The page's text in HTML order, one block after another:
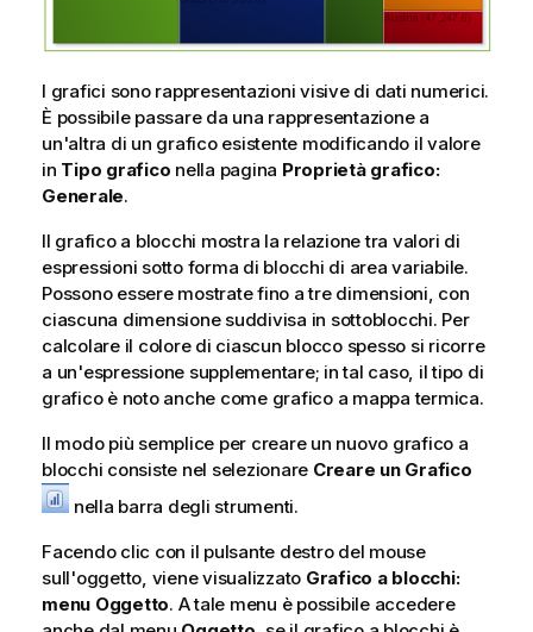
I grafici sono rappresentazioni visive di dati numerici.
È possibile passare da una rappresentazione a
un'altra di un grafico esistente modificando il valore
in Tipo grafico nella pagina Proprietà grafico:
Generale.
Il grafico a blocchi mostra la relazione tra valori di
espressioni sotto forma di blocchi di area variabile.
Possono essere mostrate fino a tre dimensioni, con
ciascuna dimensione suddivisa in sottoblocchi. Per
calcolare il colore di ciascun blocco spesso si ricorre
a un'espressione supplementare; in tal caso, il tipo di
grafico è noto anche come grafico a mappa termica.
Il modo più semplice per creare un nuovo grafico a
blocchi consiste nel selezionare Creare un Grafico
nella barra degli strumenti.
Facendo clic con il pulsante destro del mouse
sull'oggetto, viene visualizzato Grafico a blocchi:
menu Oggetto. A tale menu è possibile accedere